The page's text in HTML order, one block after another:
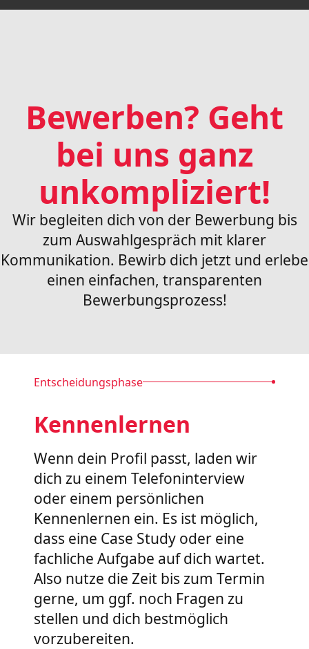
Bewerben? Geht
bei uns ganz
unkompliziert!
Wir begleiten dich von der Bewerbung bis
zum Auswahlgespräch mit klarer
Kommunikation. Bewirb dich jetzt und erlebe
einen einfachen, transparenten
Bewerbungsprozess!
Entscheidungsphase
Kennenlernen
Wenn dein Profil passt, laden wir
dich zu einem Telefoninterview
oder einem persönlichen
Kennenlernen ein. Es ist möglich,
dass eine Case Study oder eine
fachliche Aufgabe auf dich wartet.
Also nutze die Zeit bis zum Termin
gerne, um ggf. noch Fragen zu
stellen und dich bestmöglich
vorzubereiten.